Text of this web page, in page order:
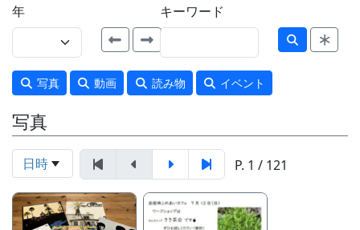
年 キーワード
写真 動画 読み物 イベント
写真
日時 P. 1 / 121